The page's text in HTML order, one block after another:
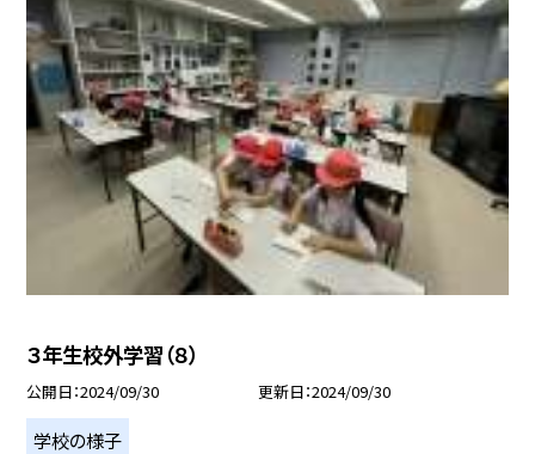
３年生校外学習（８）
公開日 2024/09/30 更新日 2024/09/30
学校の様子